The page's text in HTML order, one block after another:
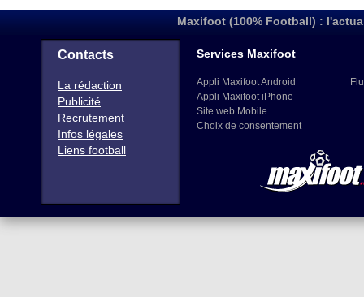
Maxifoot (100% Football) :
Contacts
La rédaction
Publicité
Recrutement
Infos légales
Liens football
Services Maxifoot
Appli Maxifoot Android
Appli Maxifoot iPhone
Site web Mobile
Choix de consentement